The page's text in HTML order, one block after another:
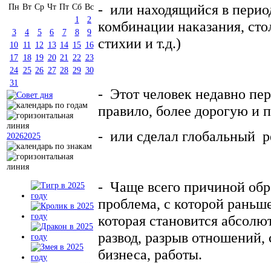
Пн Вт Ср Чт Пт Сб Вс
1
2
3
4 5 6 7 8
9
10 11 12 13 14 15 16
17 18 19 20 21 22 23
24 25 26 27 28 29 30
31
20262025
- или находящийся в
комбинации наказания,
стихии и т.д.)
- Этот человек недавно
правило, более дорогую и
- или сделал глобальный
- Чаще всего причиной
проблема, с которой
которая становится
развод, разрыв
бизнеса, работы.